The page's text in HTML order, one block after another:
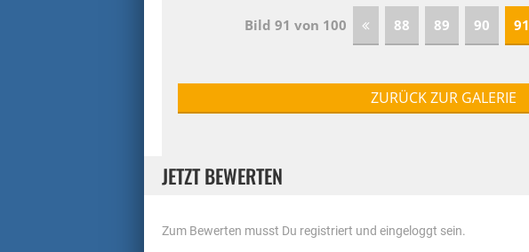
Bild 91 von 100 88 89 90 91
ZURÜCK ZUR GALERIE
JETZT BEWERTEN
Zum Bewerten musst Du registriert und eingeloggt sein.